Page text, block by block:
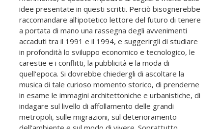
idee presentate in questi scritti. Perciò bisognerebbe
raccomandare all'ipotetico lettore del futuro di tenere
a portata di mano una rassegna degli avvenimenti
accaduti tra il 1991 e il 1994, e suggerirgli di studiare
in profondità lo sviluppo economico e tecnologico, le
carestie e i conflitti, la pubblicità e la moda di
quell'epoca. Si dovrebbe chiedergli di ascoltare la
musica di tale curioso momento storico, di prenderne
in esame le immagini architettoniche e urbanistiche, di
indagare sul livello di affollamento delle grandi
metropoli, sulle migrazioni, sul deterioramento